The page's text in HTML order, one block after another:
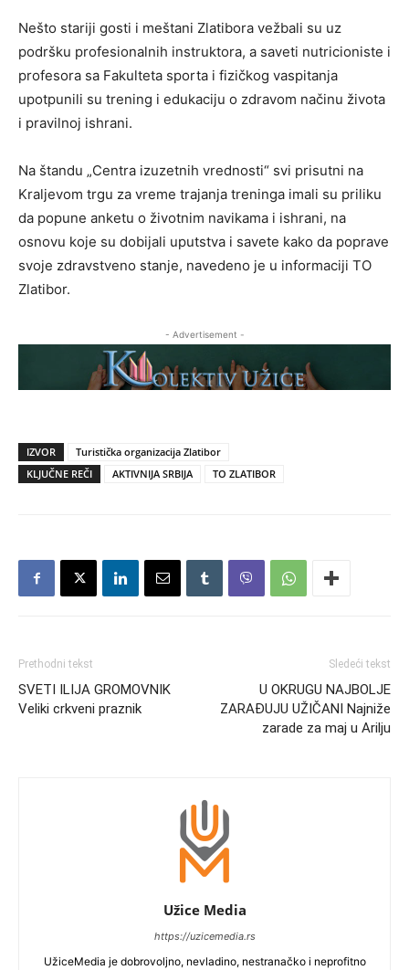
Nešto stariji gosti i meštani Zlatibora vežbali su uz
podršku profesionalnih instruktora, a saveti nutricioniste i
profesora sa Fakulteta sporta i fizičkog vaspitanja
upotpunili su trening i edukaciju o zdravom načinu života
i pravilnoj ishrani.
Na štandu „Centra izuzetnih vrednosti“ svi prisutni na
Kraljevom trgu za vreme trajanja treninga imali su priliku
da popune anketu o životnim navikama i ishrani, na
osnovu koje su dobijali uputstva i savete kako da poprave
svoje zdravstveno stanje, navedeno je u informaciji TO
Zlatibor.
- Advertisement -
IZVOR
Turistička organizacija Zlatibor
KLJUČNE REČI
AKTIVNIJA SRBIJA TO ZLATIBOR
Prethodni tekst
SVETI ILIJA GROMOVNIK
Veliki crkveni praznik
Sledeći tekst
U OKRUGU NAJBOLJE
ZARAĐUJU UŽIČANI Najniže
zarade za maj u Arilju
Užice Media
https://uzicemedia.rs
UžiceMedia je dobrovoljno, nevladino, nestranačko i neprofitno